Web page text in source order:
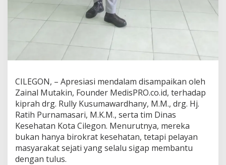
CILEGON, – Apresiasi mendalam disampaikan oleh
Zainal Mutakin, Founder MedisPRO.co.id, terhadap
kiprah drg. Rully Kusumawardhany, M.M., drg. Hj.
Ratih Purnamasari, M.K.M., serta tim Dinas
Kesehatan Kota Cilegon. Menurutnya, mereka
bukan hanya birokrat kesehatan, tetapi pelayan
masyarakat sejati yang selalu sigap membantu
dengan tulus.